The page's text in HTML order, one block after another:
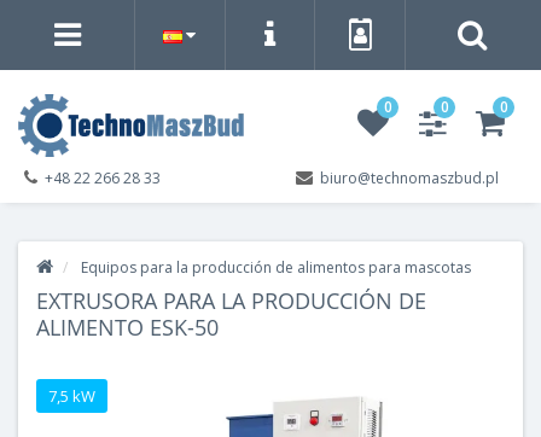
0 0 0
biuro@technomaszbud.pl
+48 22 266 28 33
Equipos para la producción de alimentos para mascotas
EXTRUSORA PARA LA PRODUCCIÓN DE
ALIMENTO ESK-50
7,5 kW